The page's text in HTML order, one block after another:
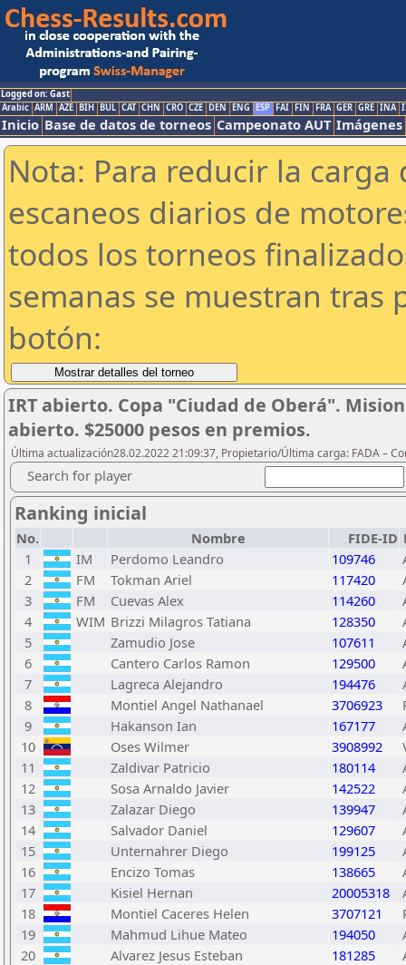
Logged on: Gast
Arabic ARM AZE BIH BUL CAT CHN CRO CZE DEN ENG ESP FAI FIN FRA GER GRE INA
Inicio Base de datos de torneos Campeonato AUT Imágenes
Nota: Para reducir la
escaneos diarios de
todos los torneos
semanas se muestran tras
botón:
IRT abierto. Copa "Ciudad de Oberá".
abierto. $25000 pesos en premios.
Última actualización28.02.2022 21:09:37, Propietario/Última carga: FADA –
Search for player
Ranking inicial
No. Nombre FIDE-ID
1
IM Perdomo Leandro 109746
2
FM Tokman Ariel 117420
3
FM Cuevas Alex 114260
4
WIM Brizzi Milagros Tatiana 128350
5
Zamudio Jose 107611
6
Cantero Carlos Ramon 129500
7
Lagreca Alejandro 194476
8
Montiel Angel Nathanael 3706923
9
Hakanson Ian 167177
10
Oses Wilmer 3908992
11
Zaldivar Patricio 180114
12
Sosa Arnaldo Javier 142522
13
Zalazar Diego 139947
14
Salvador Daniel 129607
15
Unternahrer Diego 199125
16
Encizo Tomas 138665
17
Kisiel Hernan 20005318
18
Montiel Caceres Helen 3707121
19
Mahmud Lihue Mateo 194050
20
Alvarez Jesus Esteban 181285